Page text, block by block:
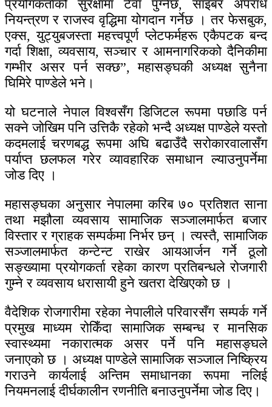
प्रयोगकर्ताको सुरक्षामा टेवा पुग्नेछ, साइबर अपराध
नियन्त्रण र राजस्व वृद्धिमा योगदान गर्नेछ । तर फेसबुक,
एक्स, युट्युबजस्ता महत्त्वपूर्ण प्लेटफर्महरू एकैपटक बन्द
गर्दा शिक्षा, व्यवसाय, सञ्चार र आमनागरिकको दैनिकीमा
गम्भीर असर पर्न सक्छ”, महासङ्घकी अध्यक्ष सुनैना
घिमिरे पाण्डेले भने।
यो घटनाले नेपाल विश्वसँग डिजिटल रूपमा पछाडि पर्न
सक्ने जोखिम पनि उत्तिकै रहेको भन्दै अध्यक्ष पाण्डेले यस्तो
कदमलाई चरणबद्ध रूपमा अघि बढाउँदै सरोकारवालासँग
पर्याप्त छलफल गरेर व्यावहारिक समाधान ल्याउनुपर्नेमा
जोड दिए ।
महासङ्घका अनुसार नेपालमा करिब ७० प्रतिशत साना
तथा मझौला व्यवसाय सामाजिक सञ्जालमार्फत बजार
विस्तार र ग्राहक सम्पर्कमा निर्भर छन् । त्यस्तै, सामाजिक
सञ्जालमार्फत कन्टेन्ट राखेर आयआर्जन गर्ने ठूलो
सङ्ख्यामा प्रयोगकर्ता रहेका कारण प्रतिबन्धले रोजगारी
गुम्ने र व्यवसाय धरासायी हुने खतरा देखिएको छ ।
वैदेशिक रोजगारीमा रहेका नेपालीले परिवारसँग सम्पर्क गर्ने
प्रमुख माध्यम रोकिँदा सामाजिक सम्बन्ध र मानसिक
स्वास्थ्यमा नकारात्मक असर पर्ने पनि महासङ्घले
जनाएको छ । अध्यक्ष पाण्डेले सामाजिक सञ्जाल निष्क्रिय
गराउने कार्यलाई अन्तिम समाधानका रूपमा नलिई
नियमनलाई दीर्घकालीन रणनीति बनाउनुपर्नेमा जोड दिए।